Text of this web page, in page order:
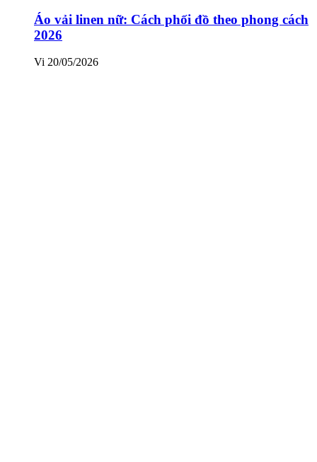
Áo vải linen nữ: Cách phối đồ theo phong cách
2026
Vi 20/05/2026